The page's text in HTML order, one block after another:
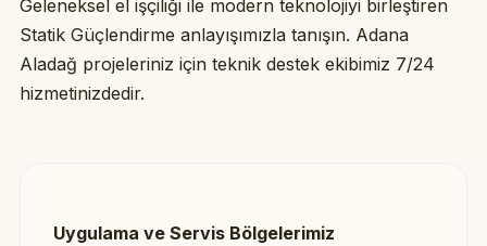
Geleneksel el işçiliği ile modern teknolojiyi birleştiren
Statik Güçlendirme anlayışımızla tanışın. Adana
Aladağ projeleriniz için teknik destek ekibimiz 7/24
hizmetinizdedir.
Uygulama ve Servis Bölgelerimiz